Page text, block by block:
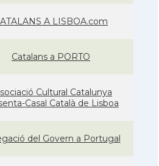
A LISBOA.com
Catalans a PORTO
Cultural Catalunya
Casal Català de Lisboa
del Govern a Portugal